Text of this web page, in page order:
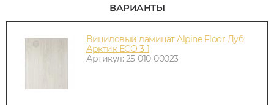
ВАРИАНТЫ
Виниловый ламинат Alpine Floor Дуб
Арктик ЕСО 3-1
Артикул: 25-010-00023